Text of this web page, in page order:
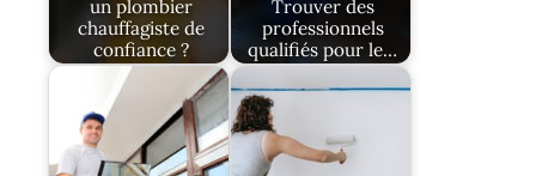
un plombier
chauffagiste de
confiance ?
Trouver des
professionnels
qualifiés pour le…